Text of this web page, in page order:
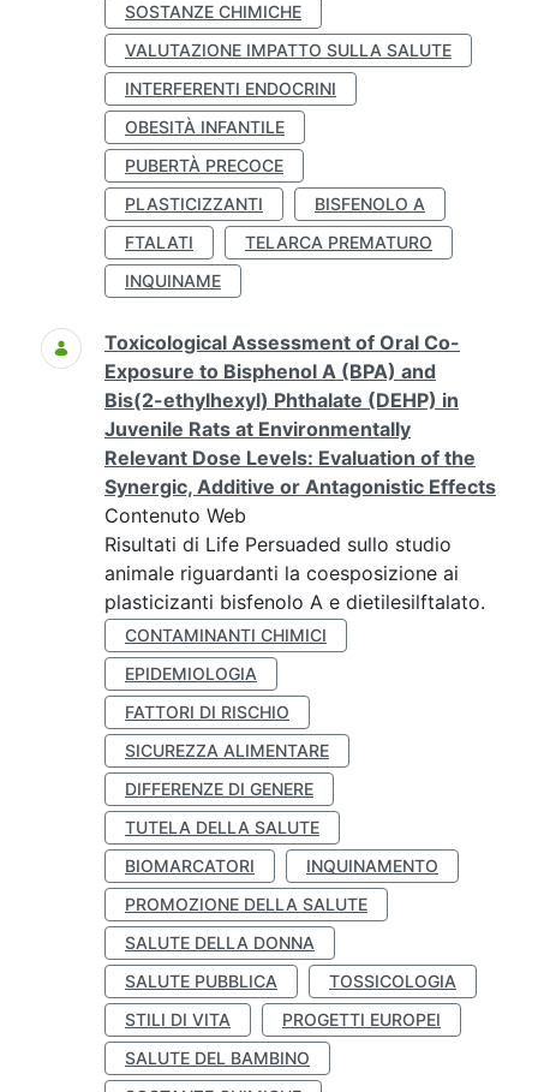
SOSTANZE CHIMICHE
VALUTAZIONE IMPATTO SULLA SALUTE
INTERFERENTI ENDOCRINI
OBESITÀ INFANTILE
PUBERTÀ PRECOCE
PLASTICIZZANTI
BISFENOLO A
FTALATI
TELARCA PREMATURO
INQUINAME
Toxicological Assessment of Oral Co-
Exposure to Bisphenol A (BPA) and
Bis(2-ethylhexyl) Phthalate (DEHP) in
Juvenile Rats at Environmentally
Relevant Dose Levels: Evaluation of the
Synergic, Additive or Antagonistic Effects
Contenuto Web
Risultati di Life Persuaded sullo studio
animale riguardanti la coesposizione ai
plasticizanti bisfenolo A e dietilesilftalato.
CONTAMINANTI CHIMICI
EPIDEMIOLOGIA
FATTORI DI RISCHIO
SICUREZZA ALIMENTARE
DIFFERENZE DI GENERE
TUTELA DELLA SALUTE
BIOMARCATORI
INQUINAMENTO
PROMOZIONE DELLA SALUTE
SALUTE DELLA DONNA
SALUTE PUBBLICA
TOSSICOLOGIA
STILI DI VITA
PROGETTI EUROPEI
SALUTE DEL BAMBINO